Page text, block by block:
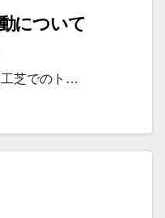
について
工芝でのト…